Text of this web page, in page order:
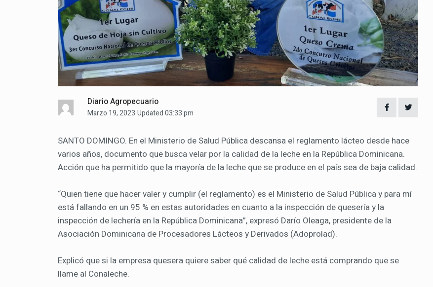
Diario Agropecuario
Marzo 19, 2023 Updated 03:33 pm
SANTO DOMINGO. En el Ministerio de Salud Pública descansa el reglamento lácteo desde hace
varios años, documento que busca velar por la calidad de la leche en la República Dominicana.
Acción que ha permitido que la mayoría de la leche que se produce en el país sea de baja calidad.
“Quien tiene que hacer valer y cumplir (el reglamento) es el Ministerio de Salud Pública y para mí
está fallando en un 95 % en estas autoridades en cuanto a la inspección de quesería y la
inspección de lechería en la República Dominicana”, expresó Darío Oleaga, presidente de la
Asociación Dominicana de Procesadores Lácteos y Derivados (Adoprolad).
Explicó que si la empresa quesera quiere saber qué calidad de leche está comprando que se
llame al Conaleche.